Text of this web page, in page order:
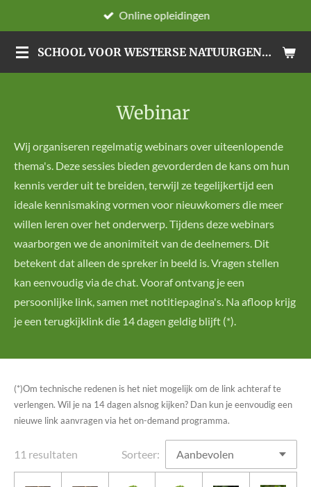
direct
naar
de
SCHOOL VOOR WESTERSE NATUURGENEESWIJZEN
Online opleidingen
Webinar
Wij organiseren regelmatig webinars over uiteenlopende
thema's. Deze sessies bieden gevorderden de kans om hun
kennis verder uit te breiden, terwijl ze tegelijkertijd een
ideale kennismaking vormen voor nieuwkomers die meer
willen leren over het onderwerp. Tijdens deze webinars
waarborgen we de anonimiteit van de deelnemers. Dit
betekent dat alleen de spreker in beeld is. Vragen stellen
kan eenvoudig via de chat. Vooraf ontvang je een
persoonlijke link, samen met notitiepagina's. Na afloop krijg
je een terugkijklink die 14 dagen geldig blijft (*).
(*)Om technische redenen is het niet mogelijk om de link achteraf te
verlengen. Wil je na 14 dagen alsnog kijken? Dan kun je eenvoudig een
nieuwe link aanvragen via het on-demand programma.
11 resultaten Sorteer: